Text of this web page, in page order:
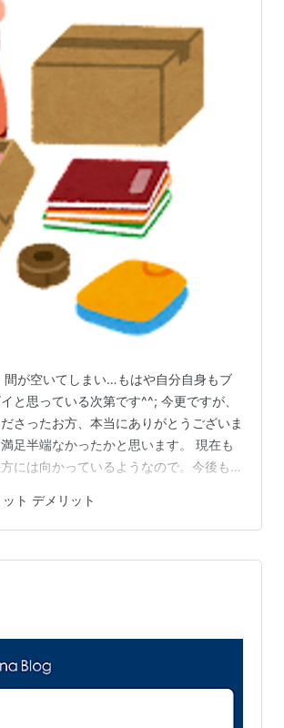
が空いてしまい…もはや自分自身もブ
と思っている次第です^^; 今更ですが、
さったお方、本当にありがとうございま
足半端なかったかと思います。 現在も
には向かっているようなので。今後もぼ
なれば嬉しいです。それではよろしけ
ット デメリット